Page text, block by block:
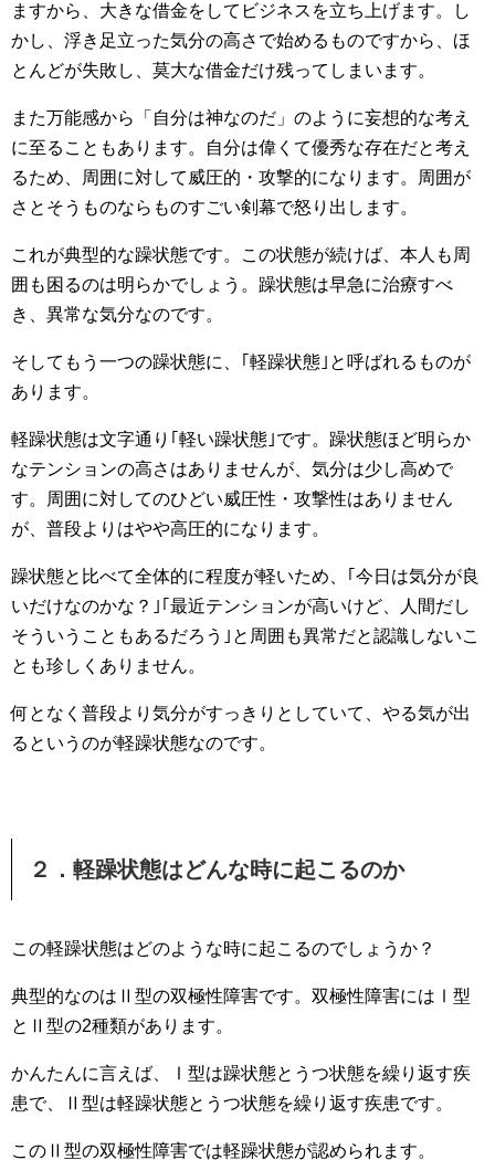
ますから、大きな借金をしてビジネスを立ち上げます。し
かし、浮き足立った気分の高さで始めるものですから、ほ
とんどが失敗し、莫大な借金だけ残ってしまいます。
また万能感から「自分は神なのだ」のように妄想的な考え
に至ることもあります。自分は偉くて優秀な存在だと考え
るため、周囲に対して威圧的・攻撃的になります。周囲が
さとそうものならものすごい剣幕で怒り出します。
これが典型的な躁状態です。この状態が続けば、本人も周
囲も困るのは明らかでしょう。躁状態は早急に治療すべ
き、異常な気分なのです。
そしてもう一つの躁状態に、｢軽躁状態｣と呼ばれるものが
あります。
軽躁状態は文字通り｢軽い躁状態｣です。躁状態ほど明らか
なテンションの高さはありませんが、気分は少し高めで
す。周囲に対してのひどい威圧性・攻撃性はありません
が、普段よりはやや高圧的になります。
躁状態と比べて全体的に程度が軽いため、｢今日は気分が良
いだけなのかな？｣｢最近テンションが高いけど、人間だし
そういうこともあるだろう｣と周囲も異常だと認識しないこ
とも珍しくありません。
何となく普段より気分がすっきりとしていて、やる気が出
るというのが軽躁状態なのです。
２．軽躁状態はどんな時に起こるのか
この軽躁状態はどのような時に起こるのでしょうか？
典型的なのはⅡ型の双極性障害です。双極性障害にはⅠ型
とⅡ型の2種類があります。
かんたんに言えば、Ⅰ型は躁状態とうつ状態を繰り返す疾
患で、Ⅱ型は軽躁状態とうつ状態を繰り返す疾患です。
このⅡ型の双極性障害では軽躁状態が認められます。